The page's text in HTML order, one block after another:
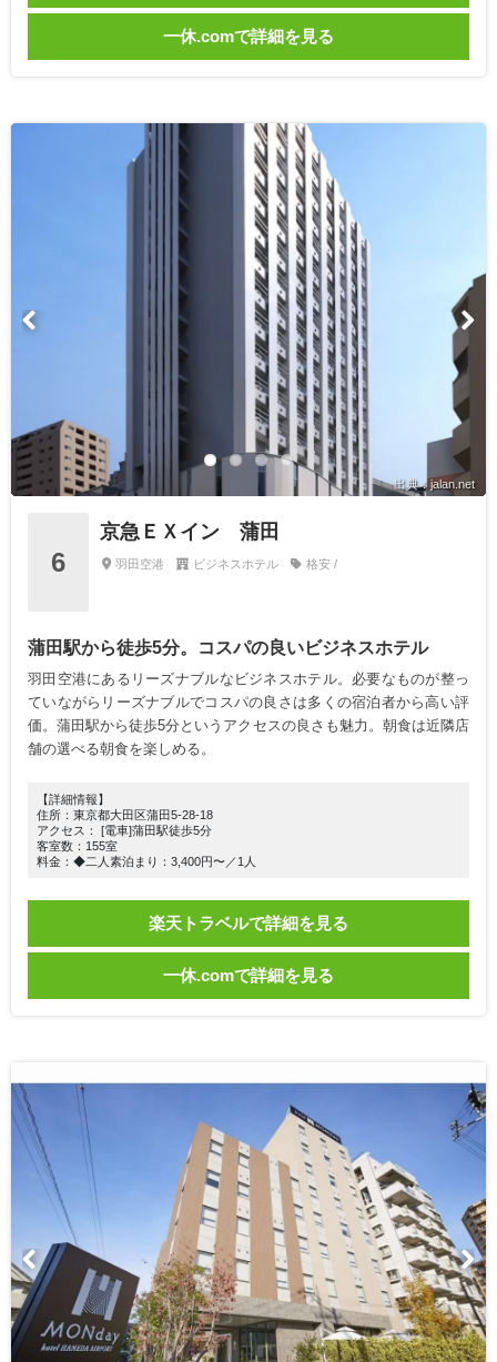
一休.comで詳細を見る
出典：jalan.net
6
京急ＥＸイン 蒲田
羽田空港 ビジネスホテル 格安 /
蒲田駅から徒歩5分。コスパの良いビジネスホテル
羽田空港にあるリーズナブルなビジネスホテル。必要なものが整っ
ていながらリーズナブルでコスパの良さは多くの宿泊者から高い評
価。蒲田駅から徒歩5分というアクセスの良さも魅力。朝食は近隣店
舗の選べる朝食を楽しめる。
【詳細情報】
住所：東京都大田区蒲田5-28-18
アクセス： [電車]蒲田駅徒歩5分
客室数：155室
料金：◆二人素泊まり：3,400円〜／1人
楽天トラベルで詳細を見る
一休.comで詳細を見る